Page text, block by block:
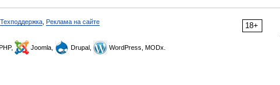
18+
Техподдержка Реклама на сайте
Joomla, Drupal, WordPress, MODx.